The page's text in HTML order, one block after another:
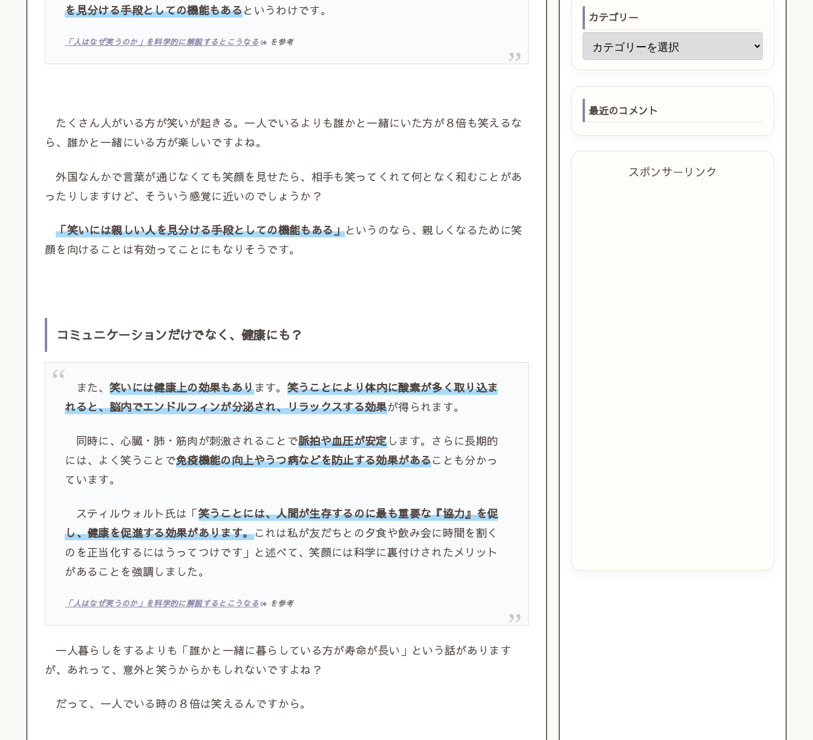
を見分ける手段としての機能もあるというわけです。
「人はなぜ笑うのか」を科学的に解説するとこうなる を参考
たくさん人がいる方が笑いが起きる。一人でいるよりも誰かと一緒にいた方が８倍も笑えるな
ら、誰かと一緒にいる方が楽しいですよね。
外国なんかで言葉が通じなくても笑顔を見せたら、相手も笑ってくれて何となく和むことがあ
ったりしますけど、そういう感覚に近いのでしょうか？
「笑いには親しい人を見分ける手段としての機能もある」というのなら、親しくなるために笑
顔を向けることは有効ってことにもなりそうです。
コミュニケーションだけでなく、健康にも？
また、 笑いには健康上の効果もあります。 笑うことにより体内に酸素が多く取り込ま
れると、脳内でエンドルフィンが分泌され、リラックスする効果が得られます。
同時に、心臓・肺・筋肉が刺激されることで脈拍や血圧が安定します。さらに長期的
には、よく笑うことで免疫機能の向上やうつ病などを防止する効果があることも分かっ
ています。
スティルウォルト氏は「笑うことには、人間が生存するのに最も重要な『協力』を促
し、健康を促進する効果があります。これは私が友だちとの夕食や飲み会に時間を割く
のを正当化するにはうってつけです」と述べて、笑顔には科学に裏付けされたメリット
があることを強調しました。
「人はなぜ笑うのか」を科学的に解説するとこうなる を参考
一人暮らしをするよりも「誰かと一緒に暮らしている方が寿命が長い」という話があります
が、あれって、意外と笑うからかもしれないですよね？
だって、一人でいる時の８倍は笑えるんですから。
カテゴリー
最近のコメント
スポンサーリンク